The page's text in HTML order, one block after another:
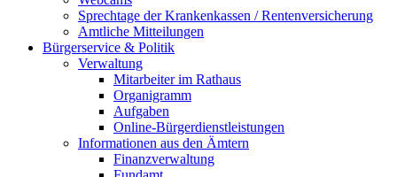
Sprechtage der Krankenkassen / Rentenversicherung
Amtliche Mitteilungen
Bürgerservice & Politik
Verwaltung
Mitarbeiter im Rathaus
Organigramm
Aufgaben
Online-Bürgerdienstleistungen
Informationen aus den Ämtern
Finanzverwaltung